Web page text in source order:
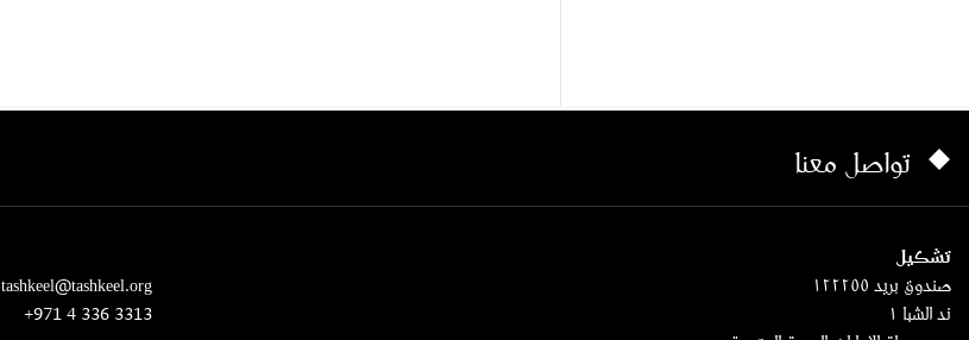
تواصل معنا
تشكيل
صندوق بريد ١٢٢٢٥٥
ند الشبا ١
tashkeel@tashkeel.org
+971 4 336 3313